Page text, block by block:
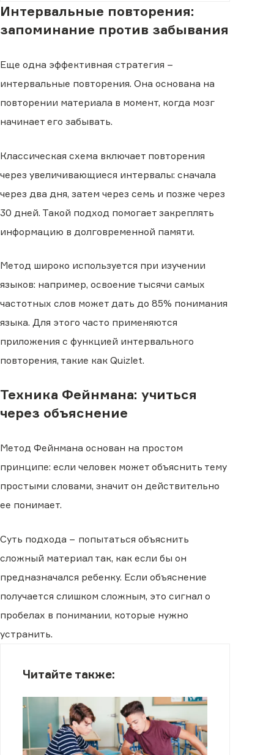
Интервальные повторения:
запоминание против забывания
Еще одна эффективная стратегия −
интервальные повторения. Она основана на
повторении материала в момент, когда мозг
начинает его забывать.
Классическая схема включает повторения
через увеличивающиеся интервалы: сначала
через два дня, затем через семь и позже через
30 дней. Такой подход помогает закреплять
информацию в долговременной памяти.
Метод широко используется при изучении
языков: например, освоение тысячи самых
частотных слов может дать до 85% понимания
языка. Для этого часто применяются
приложения с функцией интервального
повторения, такие как Quizlet.
Техника Фейнмана: учиться
через объяснение
Метод Фейнмана основан на простом
принципе: если человек может объяснить тему
простыми словами, значит он действительно
ее понимает.
Суть подхода − попытаться объяснить
сложный материал так, как если бы он
предназначался ребенку. Если объяснение
получается слишком сложным, это сигнал о
пробелах в понимании, которые нужно
устранить.
Читайте также: